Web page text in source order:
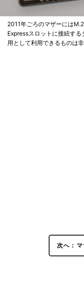
2011年ごろのマザーには
Expressスロットに接続す
用として利用できるものは
次へ：